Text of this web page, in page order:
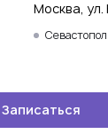
Москва, ул.
Записаться